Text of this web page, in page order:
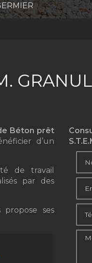
Béton prêt
d’un
de travail
par des
propose ses